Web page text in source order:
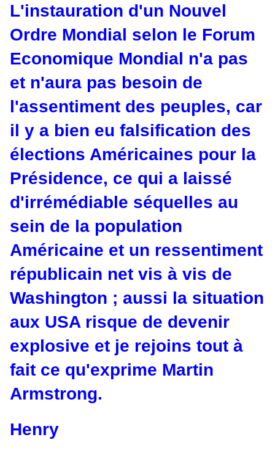
L'instauration d'un Nouvel
Ordre Mondial selon le Forum
Economique Mondial n'a pas
et n'aura pas besoin de
l'assentiment des peuples, car
il y a bien eu falsification des
élections Américaines pour la
Présidence, ce qui a laissé
d'irrémédiable séquelles au
sein de la population
Américaine et un ressentiment
républicain net vis à vis de
Washington ; aussi la situation
aux USA risque de devenir
explosive et je rejoins tout à
fait ce qu'exprime Martin
Armstrong.
Henry